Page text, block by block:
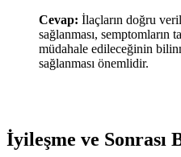
Cevap: İlaçların doğru
sağlanması, semptomların
müdahale edileceğinin
sağlanması önemlidir.
İyileşme ve Sonrası